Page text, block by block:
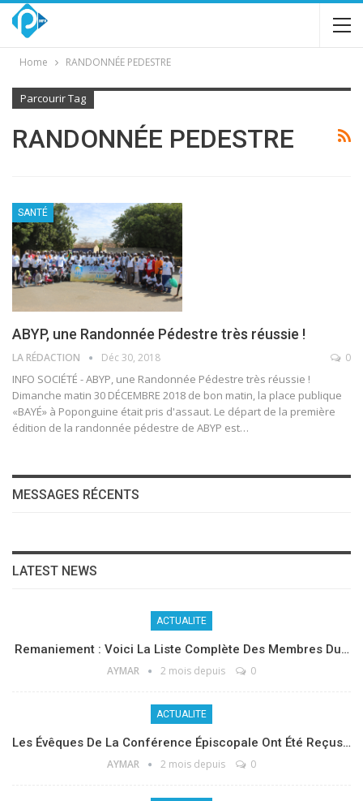
Home RANDONNÉE PEDESTRE
Parcourir Tag
RANDONNÉE PEDESTRE
SANTÉ
ABYP, une Randonnée Pédestre très réussie !
LA RÉDACTION Déc 30, 2018 0
INFO SOCIÉTÉ - ABYP, une Randonnée Pédestre très réussie !
Dimanche matin 30 DÉCEMBRE 2018 de bon matin, la place publique
«BAYÉ» à Poponguine était pris d'assaut. Le départ de la première
édition de la randonnée pédestre de ABYP est…
MESSAGES RÉCENTS
LATEST NEWS
ACTUALITE
Remaniement : Voici La Liste Complète Des Membres Du…
AYMAR 2 mois depuis 0
ACTUALITE
Les Évêques De La Conférence Épiscopale Ont Été Reçus…
AYMAR 2 mois depuis 0